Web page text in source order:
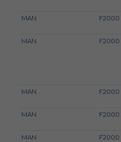
MAN F2000
MAN F2000
MAN F2000
MAN F2000
MAN F2000